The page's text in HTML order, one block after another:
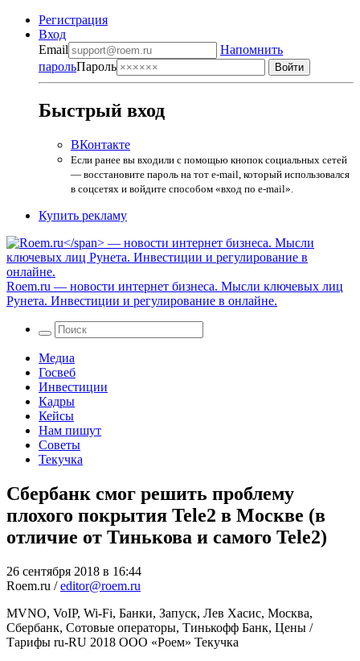
Регистрация
Вход
Email
Напомнить
парольПароль
Быстрый вход
ВКонтакте
Если ранее вы входили с помощью кнопок социальных сетей
— восстановите пароль на тот e-mail, который использовался
в соцсетях и войдите способом «вход по e-mail».
Купить рекламу
Roem.ru — новости интернет бизнеса. Мысли ключевых лиц
Рунета. Инвестиции и регулирование в онлайне.
Медиа
Госвеб
Инвестиции
Кадры
Кейсы
Нам пишут
Советы
Текучка
Сбербанк смог решить проблему
плохого покрытия Tele2 в Москве (в
отличие от Тинькова и самого Tele2)
26 сентября 2018 в 16:44
Roem.ru /editor@roem.ru
MVNO, VoIP, Wi-Fi, Банки, Запуск, Лев Хасис, Москва,
Сбербанк, Сотовые операторы, Тинькофф Банк, Цены /
Тарифы ru-RU 2018 ООО «Роем» Текучка